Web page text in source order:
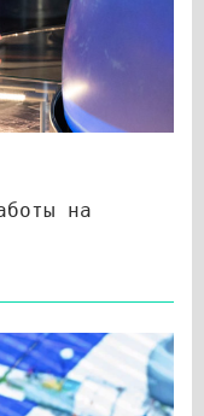
на